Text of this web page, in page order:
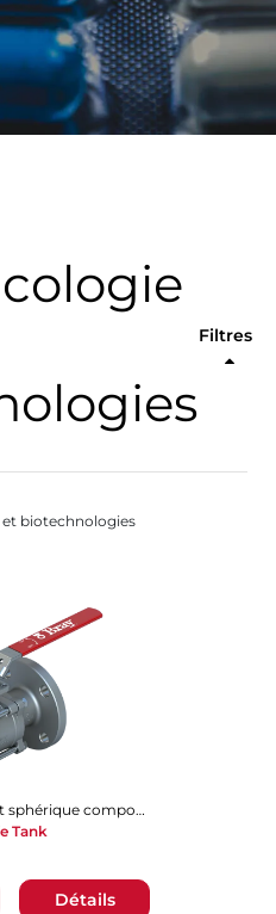
Filtres
biotechnologies
Détails
Robinet à tournant sphérique composé de 2 pièces
Tank